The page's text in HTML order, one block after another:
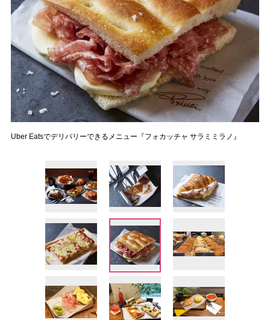
Uber Eatsでデリバリーできるメニュー『フォカッチャ サラミミラノ』